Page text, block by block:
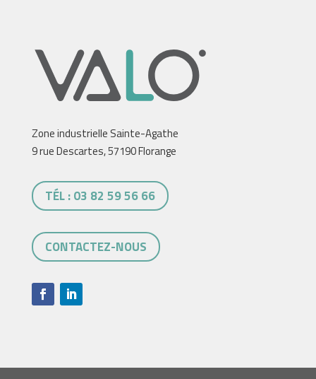
Zone industrielle Sainte-Agathe
9 rue Descartes, 57190 Florange
TÉL : 03 82 59 56 66
CONTACTEZ-NOUS